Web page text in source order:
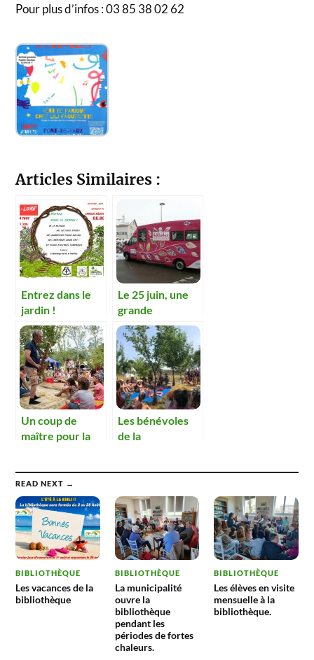
Pour plus d’infos : 03 85 38 02 62
Articles Similaires :
Entrez dans le
jardin !
Le 25 juin, une
grande
innovation pour
fêter le livre
jeunesse.
Un coup de
maître pour la
jeunesse.
Les bénévoles
de la
READ NEXT →
BIBLIOTHÈQUE
Les vacances de la
bibliothèque
BIBLIOTHÈQUE
La municipalité
ouvre la
bibliothèque
pendant les
périodes de fortes
chaleurs.
BIBLIOTHÈQUE
Les élèves en visite
mensuelle à la
bibliothèque.